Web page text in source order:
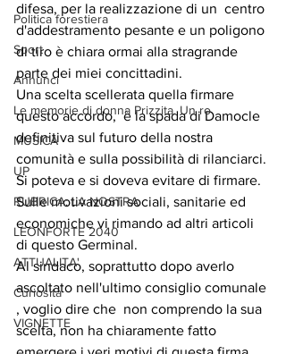
Politica forestiera
Sport
Annunci
Le memorie di donna Prizzita. Un ro
MUSICA
UP
RUBRICA: LA NOSTRA
LEONFORTE 2040
ATTUALITA'
Curiosità
VIGNETTE
difesa, per la realizzazione di un  centro
d'addestramento pesante e un poligono
di tiro è chiara ormai alla stragrande
parte dei miei concittadini.
Una scelta scellerata quella firmare
questo accordo,  è la spada di Damocle
definitiva sul futuro della nostra
comunità e sulla possibilità di rilanciarci.
Si poteva e si doveva evitare di firmare.
Sulle motivazioni sociali, sanitarie ed
economiche vi rimando ad altri articoli
di questo Germinal.
Al sindaco, soprattutto dopo averlo
ascoltato nell'ultimo consiglio comunale
, voglio dire che  non comprendo la sua
scelta, non ha chiaramente fatto